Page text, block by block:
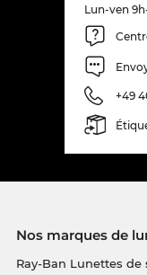
Lun-ven
+49
Nos marques de
Ray-Ban Lunettes de